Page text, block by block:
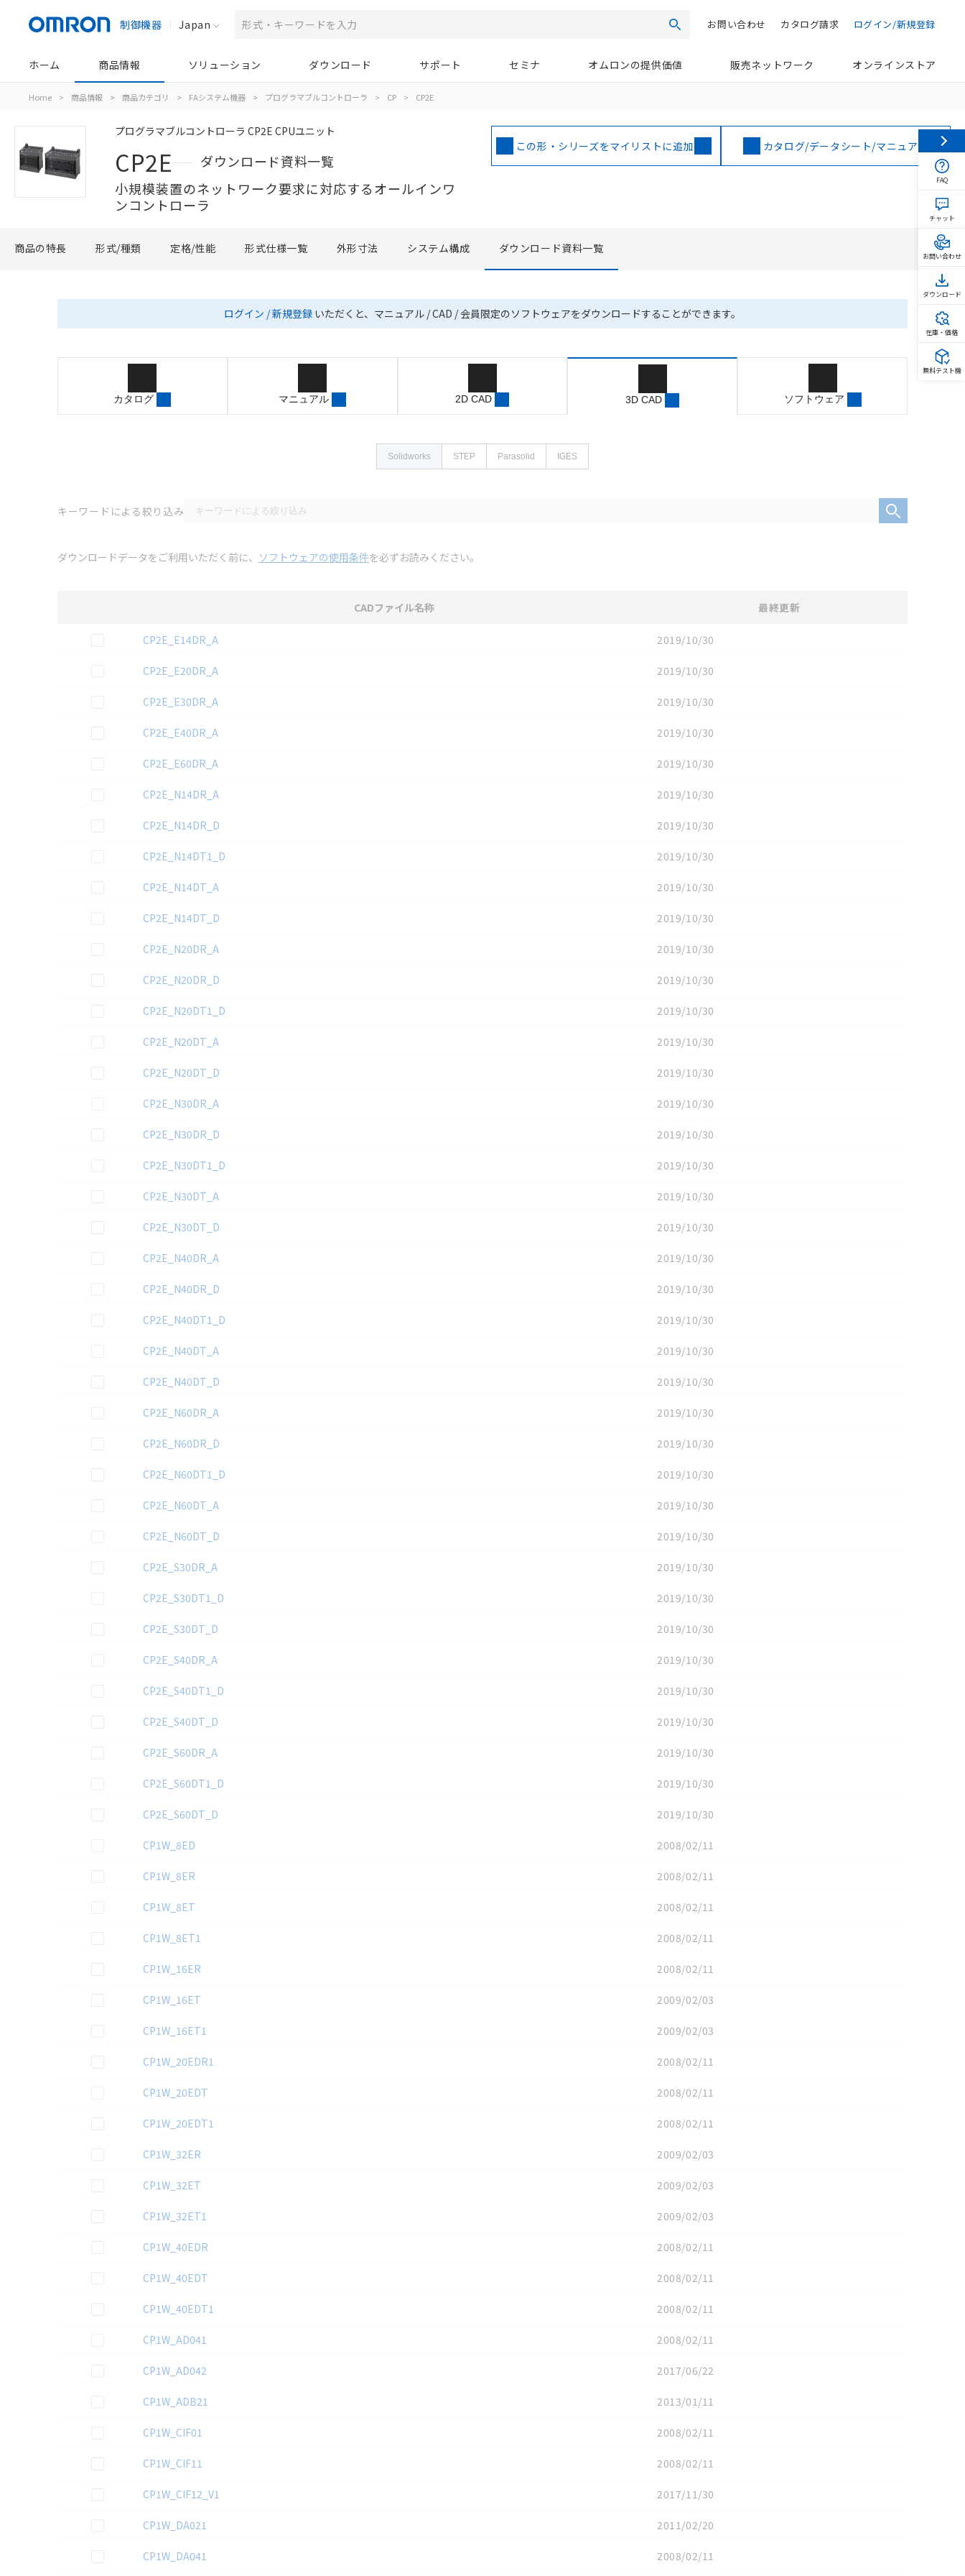
制御機器 Japan 検索 ログイン/新規登録
カタログ請求
お問い合わせ
ホーム 商品情報 ソリューション ダウンロード サポート セミナ オムロンの提供価値 販売ネットワーク オンラインストア
Home > 商品情報 > 商品カテゴリ > FAシステム機器 > プログラマブルコントローラ > CP > CP2E
プログラマブルコントローラ CP2E CPUユニット
CP2E
ダウンロード資料一覧
小規模装置のネットワーク要求に対応するオールインワ
ンコントローラ
この形・シリーズをマイリストに追加 カタログ/データシート/マニュアル
商品の特長 形式/種類 定格/性能 形式仕様一覧 外形寸法 システム構成 ダウンロード資料一覧
ログイン / 新規登録 いただくと、マニュアル / CAD / 会員限定のソフトウェアをダウンロードすることができます。
カタログ マニュアル 2D CAD 3D CAD ソフトウェア
Solidworks STEP Parasolid IGES
キーワードによる絞り込み
ダウンロードデータをご利用いただく前に、 ソフトウェアの使用条件を必ずお読みください。
CADファイル名称 最終更新
この資料を選択CP2E_E14DR_A
2019/10/30
この資料を選択CP2E_E20DR_A
2019/10/30
この資料を選択CP2E_E30DR_A
2019/10/30
この資料を選択CP2E_E40DR_A
2019/10/30
この資料を選択CP2E_E60DR_A
2019/10/30
この資料を選択CP2E_N14DR_A
2019/10/30
この資料を選択CP2E_N14DR_D
2019/10/30
この資料を選択CP2E_N14DT1_D
2019/10/30
この資料を選択CP2E_N14DT_A
2019/10/30
この資料を選択CP2E_N14DT_D
2019/10/30
この資料を選択CP2E_N20DR_A
2019/10/30
この資料を選択CP2E_N20DR_D
2019/10/30
この資料を選択CP2E_N20DT1_D
2019/10/30
この資料を選択CP2E_N20DT_A
2019/10/30
この資料を選択CP2E_N20DT_D
2019/10/30
この資料を選択CP2E_N30DR_A
2019/10/30
この資料を選択CP2E_N30DR_D
2019/10/30
この資料を選択CP2E_N30DT1_D
2019/10/30
この資料を選択CP2E_N30DT_A
2019/10/30
この資料を選択CP2E_N30DT_D
2019/10/30
この資料を選択CP2E_N40DR_A
2019/10/30
この資料を選択CP2E_N40DR_D
2019/10/30
この資料を選択CP2E_N40DT1_D
2019/10/30
この資料を選択CP2E_N40DT_A
2019/10/30
この資料を選択CP2E_N40DT_D
2019/10/30
この資料を選択CP2E_N60DR_A
2019/10/30
この資料を選択CP2E_N60DR_D
2019/10/30
この資料を選択CP2E_N60DT1_D
2019/10/30
この資料を選択CP2E_N60DT_A
2019/10/30
この資料を選択CP2E_N60DT_D
2019/10/30
この資料を選択CP2E_S30DR_A
2019/10/30
この資料を選択CP2E_S30DT1_D
2019/10/30
この資料を選択CP2E_S30DT_D
2019/10/30
この資料を選択CP2E_S40DR_A
2019/10/30
この資料を選択CP2E_S40DT1_D
2019/10/30
この資料を選択CP2E_S40DT_D
2019/10/30
この資料を選択CP2E_S60DR_A
2019/10/30
この資料を選択CP2E_S60DT1_D
2019/10/30
この資料を選択CP2E_S60DT_D
2019/10/30
この資料を選択CP1W_8ED
2008/02/11
この資料を選択CP1W_8ER
2008/02/11
この資料を選択CP1W_8ET
2008/02/11
この資料を選択CP1W_8ET1
2008/02/11
この資料を選択CP1W_16ER
2008/02/11
この資料を選択CP1W_16ET
2009/02/03
この資料を選択CP1W_16ET1
2009/02/03
この資料を選択CP1W_20EDR1
2008/02/11
この資料を選択CP1W_20EDT
2008/02/11
この資料を選択CP1W_20EDT1
2008/02/11
この資料を選択CP1W_32ER
2009/02/03
この資料を選択CP1W_32ET
2009/02/03
この資料を選択CP1W_32ET1
2009/02/03
この資料を選択CP1W_40EDR
2008/02/11
この資料を選択CP1W_40EDT
2008/02/11
この資料を選択CP1W_40EDT1
2008/02/11
この資料を選択CP1W_AD041
2008/02/11
この資料を選択CP1W_AD042
2017/06/22
この資料を選択CP1W_ADB21
2013/01/11
この資料を選択CP1W_CIF01
2008/02/11
この資料を選択CP1W_CIF11
2008/02/11
この資料を選択CP1W_CIF12_V1
2017/11/30
この資料を選択CP1W_DA021
2011/02/20
この資料を選択CP1W_DA041 2008/02/11
FAQ
チャット
お問い合わせ
ダウンロード
在庫・価格
無料テスト機